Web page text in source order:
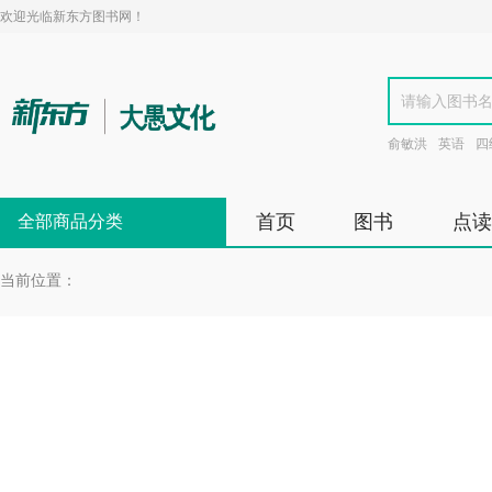
欢迎光临新东方图书网！
俞敏洪 英语
全部商品分类 首页 图书 点
当前位置：